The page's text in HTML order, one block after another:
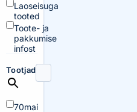
Laoseisuga
tooted
Toote- ja
pakkumise
infost
Tootjad
70mai